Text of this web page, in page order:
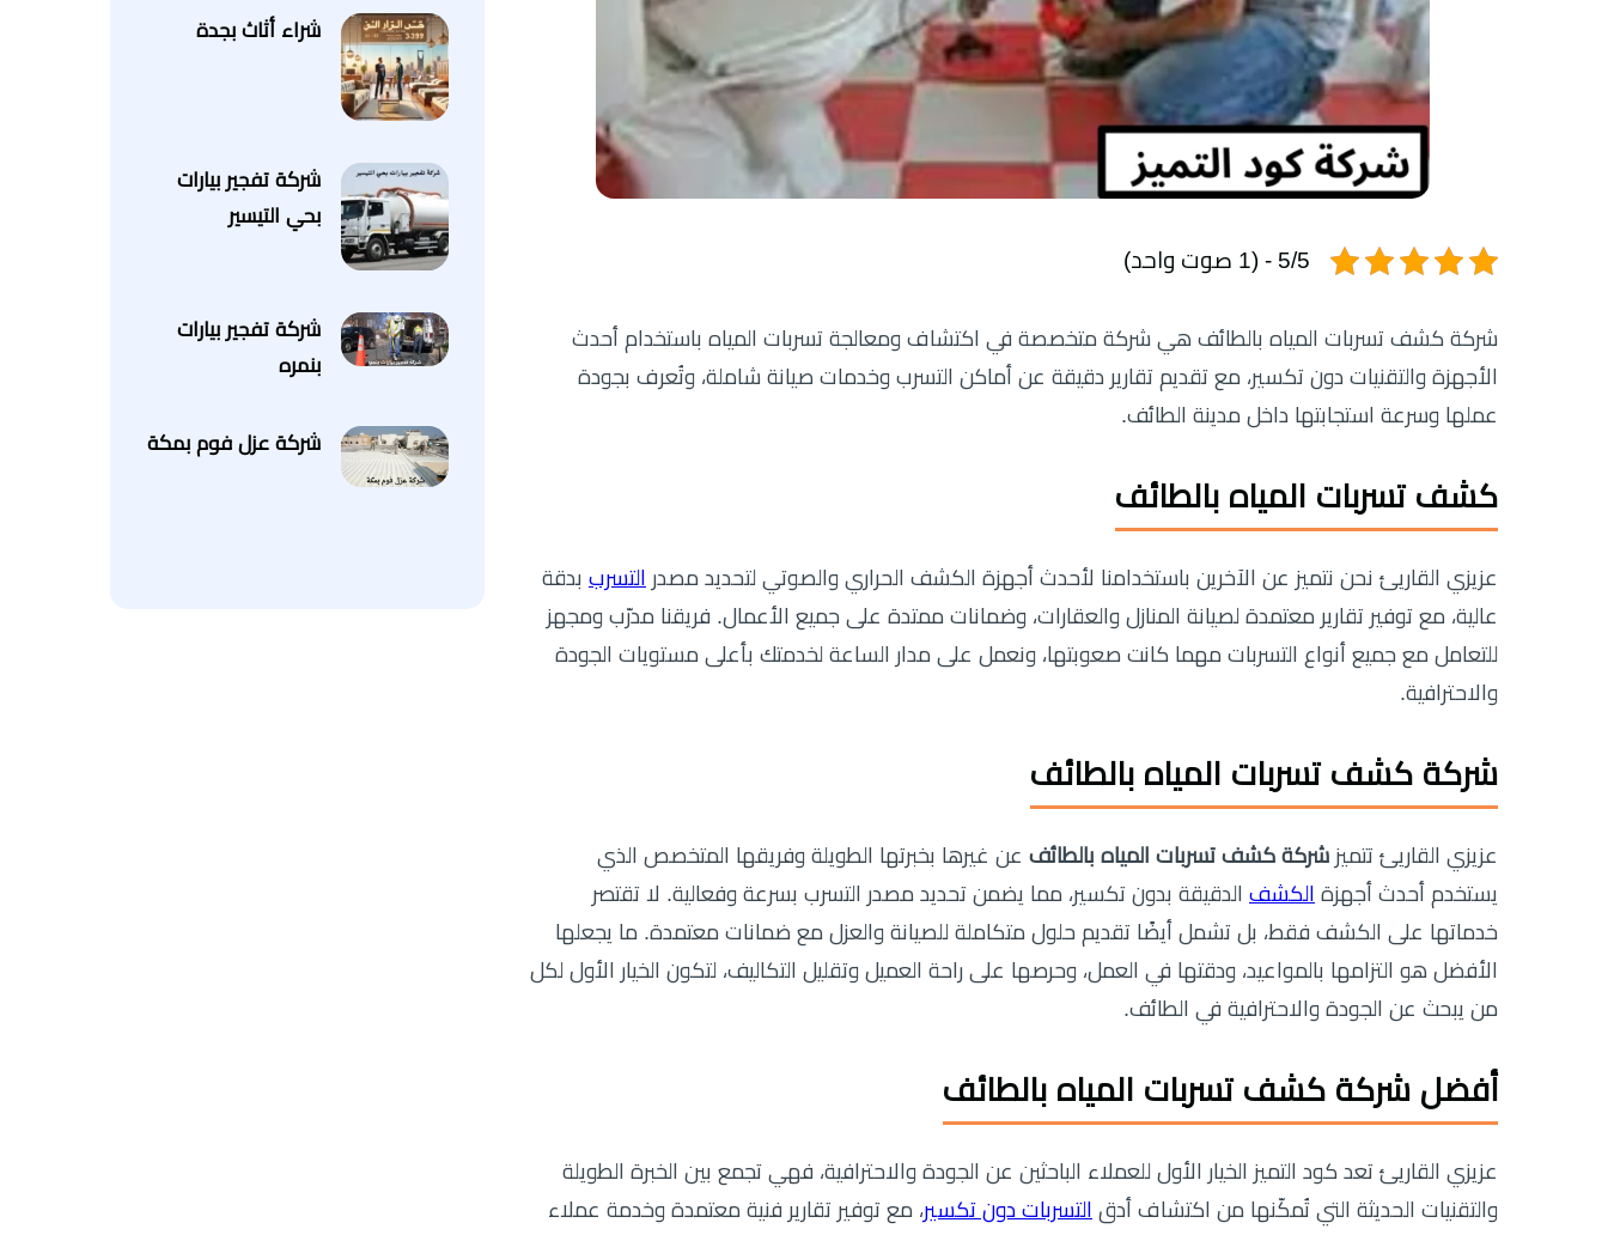
5/5 - (1 صوت واحد)
شركة كشف تسربات المياه بالطائف هي شركة متخصصة في اكتشاف ومعالجة تسربات المياه باستخدام أحدث
الأجهزة والتقنيات دون تكسير، مع تقديم تقارير دقيقة عن أماكن التسرب وخدمات صيانة شاملة، وتُعرف بجودة
عملها وسرعة استجابتها داخل مدينة الطائف.
كشف تسربات المياه بالطائف
عزيزي القاريئ نحن نتميز عن الآخرين باستخدامنا لأحدث أجهزة الكشف الحراري والصوتي لتحديد مصدر التسرب بدقة
عالية، مع توفير تقارير معتمدة لصيانة المنازل والعقارات، وضمانات ممتدة على جميع الأعمال. فريقنا مدرّب ومجهز
للتعامل مع جميع أنواع التسربات مهما كانت صعوبتها، ونعمل على مدار الساعة لخدمتك بأعلى مستويات الجودة
والاحترافية.
شركة كشف تسربات المياه بالطائف
عزيزي القاريئ تتميز شركة كشف تسربات المياه بالطائف عن غيرها بخبرتها الطويلة وفريقها المتخصص الذي
يستخدم أحدث أجهزة الكشف الدقيقة بدون تكسير، مما يضمن تحديد مصدر التسرب بسرعة وفعالية. لا تقتصر
خدماتها على الكشف فقط، بل تشمل أيضًا تقديم حلول متكاملة للصيانة والعزل مع ضمانات معتمدة. ما يجعلها
الأفضل هو التزامها بالمواعيد، ودقتها في العمل، وحرصها على راحة العميل وتقليل التكاليف، لتكون الخيار الأول لكل
من يبحث عن الجودة والاحترافية في الطائف.
أفضل شركة كشف تسربات المياه بالطائف
عزيزي القاريئ تعد كود التميز الخيار الأول للعملاء الباحثين عن الجودة والاحترافية، فهي تجمع بين الخبرة الطويلة
والتقنيات الحديثة التي تُمكّنها من اكتشاف أدق التسربات دون تكسير، مع توفير تقارير فنية معتمدة وخدمة عملاء
شراء أثاث بجدة
شركة تفجير بيارات
بحي التيسير
شركة تفجير بيارات
بنمره
شركة عزل فوم بمكة